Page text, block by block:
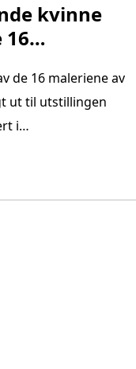
kvinne
16…
de 16 maleriene av
ut til utstillingen
i…